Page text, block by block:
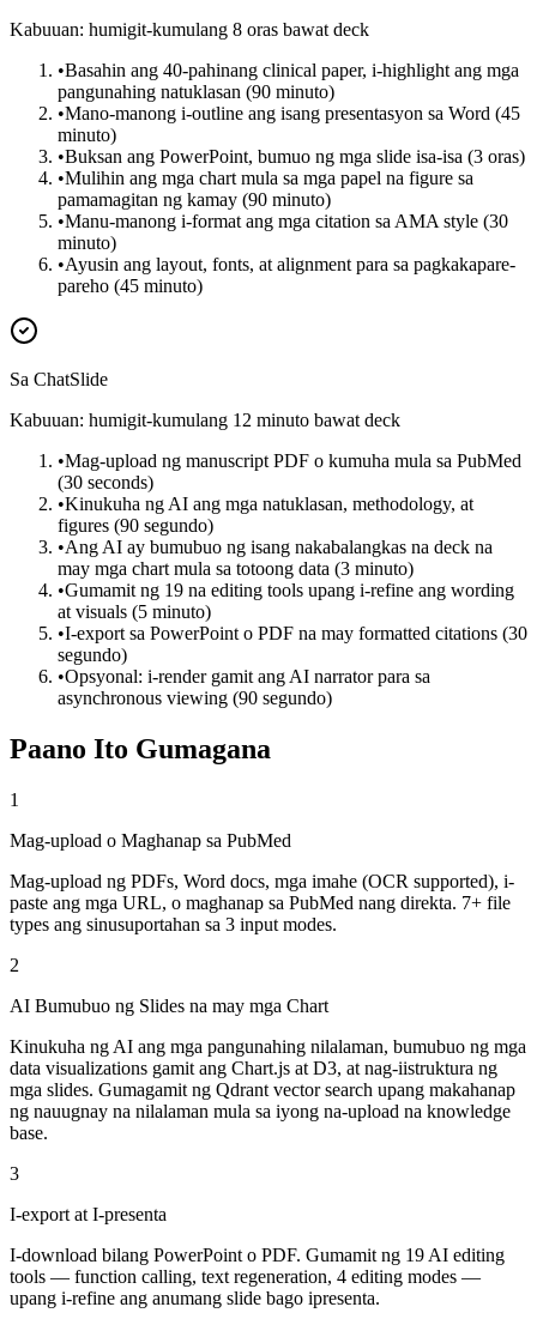
Kabuuan: humigit-kumulang 8 oras bawat deck
•Basahin ang 40-pahinang clinical paper, i-highlight ang mga
pangunahing natuklasan (90 minuto)
•Mano-manong i-outline ang isang presentasyon sa Word (45
minuto)
•Buksan ang PowerPoint, bumuo ng mga slide isa-isa (3 oras)
•Mulihin ang mga chart mula sa mga papel na figure sa
pamamagitan ng kamay (90 minuto)
•Manu-manong i-format ang mga citation sa AMA style (30
minuto)
•Ayusin ang layout, fonts, at alignment para sa pagkakapare-
pareho (45 minuto)
Sa ChatSlide
Kabuuan: humigit-kumulang 12 minuto bawat deck
•Mag-upload ng manuscript PDF o kumuha mula sa PubMed
(30 seconds)
•Kinukuha ng AI ang mga natuklasan, methodology, at
figures (90 segundo)
•Ang AI ay bumubuo ng isang nakabalangkas na deck na
may mga chart mula sa totoong data (3 minuto)
•Gumamit ng 19 na editing tools upang i-refine ang wording
at visuals (5 minuto)
•I-export sa PowerPoint o PDF na may formatted citations (30
segundo)
•Opsyonal: i-render gamit ang AI narrator para sa
asynchronous viewing (90 segundo)
Paano Ito Gumagana
1
Mag-upload o Maghanap sa PubMed
Mag-upload ng PDFs, Word docs, mga imahe (OCR supported), i-
paste ang mga URL, o maghanap sa PubMed nang direkta. 7+ file
types ang sinusuportahan sa 3 input modes.
2
AI Bumubuo ng Slides na may mga Chart
Kinukuha ng AI ang mga pangunahing nilalaman, bumubuo ng mga
data visualizations gamit ang Chart.js at D3, at nag-iistruktura ng
mga slides. Gumagamit ng Qdrant vector search upang makahanap
ng nauugnay na nilalaman mula sa iyong na-upload na knowledge
base.
3
I-export at I-presenta
I-download bilang PowerPoint o PDF. Gumamit ng 19 AI editing
tools — function calling, text regeneration, 4 editing modes —
upang i-refine ang anumang slide bago ipresenta.